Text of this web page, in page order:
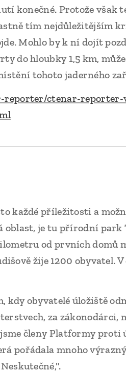
konečné. Protože však
tím nejdůležitějším
Mohlo by k ní dojít
do hloubky 1,5 km,
tohoto jaderného
ctenar-reporter-
každé příležitosti a
oblast, je tu přírodní park
od prvních domů
žije 1200 obyvatel.
kdy obyvatelé úložiště
za zákonodárci,
jsme členy Platformy
pořádala mnoho